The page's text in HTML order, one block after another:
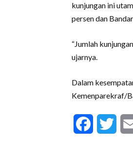
kunjungan ini
persen dan
“Jumlah
ujarnya.
Dalam
Kemenparekraf/
Facebook